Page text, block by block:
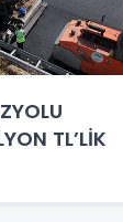
TL’LİK